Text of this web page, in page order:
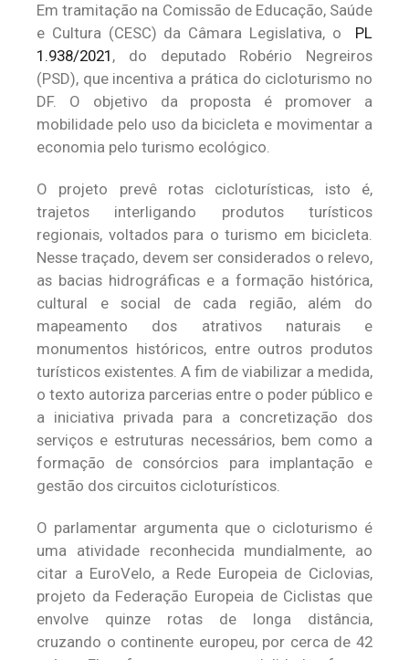
Em tramitação na Comissão de Educação, Saúde
e Cultura (CESC) da Câmara Legislativa, o PL
1.938/2021 , do deputado Robério Negreiros
(PSD), que incentiva a prática do cicloturismo no
DF. O objetivo da proposta é promover a
mobilidade pelo uso da bicicleta e movimentar a
economia pelo turismo ecológico.
O projeto prevê rotas cicloturísticas, isto é,
trajetos interligando produtos turísticos
regionais, voltados para o turismo em bicicleta.
Nesse traçado, devem ser considerados o relevo,
as bacias hidrográficas e a formação histórica,
cultural e social de cada região, além do
mapeamento dos atrativos naturais e
monumentos históricos, entre outros produtos
turísticos existentes. A fim de viabilizar a medida,
o texto autoriza parcerias entre o poder público e
a iniciativa privada para a concretização dos
serviços e estruturas necessários, bem como a
formação de consórcios para implantação e
gestão dos circuitos cicloturísticos.
O parlamentar argumenta que o cicloturismo é
uma atividade reconhecida mundialmente, ao
citar a EuroVelo, a Rede Europeia de Ciclovias,
projeto da Federação Europeia de Ciclistas que
envolve quinze rotas de longa distância,
cruzando o continente europeu, por cerca de 42